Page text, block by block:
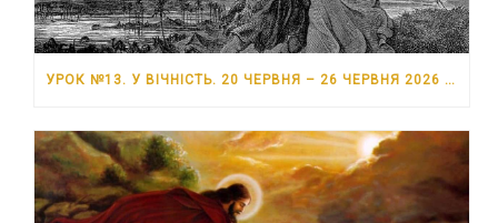
УРОК №13. У ВІЧНІСТЬ. 20 ЧЕРВНЯ – 26 ЧЕРВНЯ 2026 РОКУ